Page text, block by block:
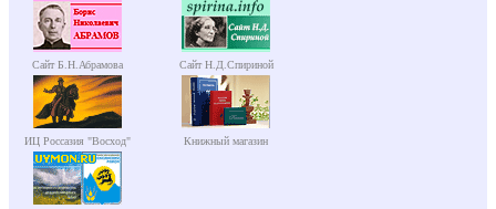
Сайт Б.Н.Абрамова Сайт Н.Д.Спириной
ИЦ Россазия "Восход" Книжный магазин